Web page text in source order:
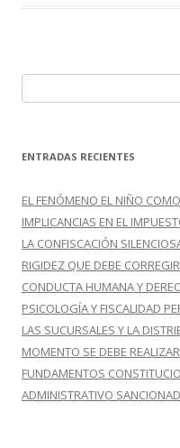
u
c
r
:
ENTRADAS RECIENTES
EL FENÓMENO EL NIÑO
IMPLICANCIAS EN EL
LA CONFISCACIÓN
RIGIDEZ QUE DEBE
CONDUCTA HUMANA Y
PSICOLOGÍA Y FISCALIDAD
LAS SUCURSALES Y LA
MOMENTO SE DEBE
FUNDAMENTOS
ADMINISTRATIVO